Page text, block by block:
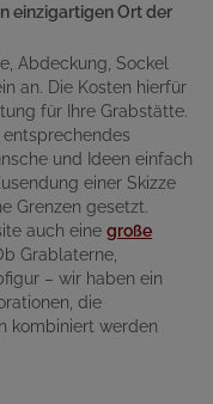
einzigartigen Ort der
Abdeckung, Sockel
an. Die Kosten hierfür
für Ihre Grabstätte.
und Ideen einfach
einer Skizze
Grenzen gesetzt.
auch eine große
Grablaterne,
– wir haben ein
die
kombiniert werden